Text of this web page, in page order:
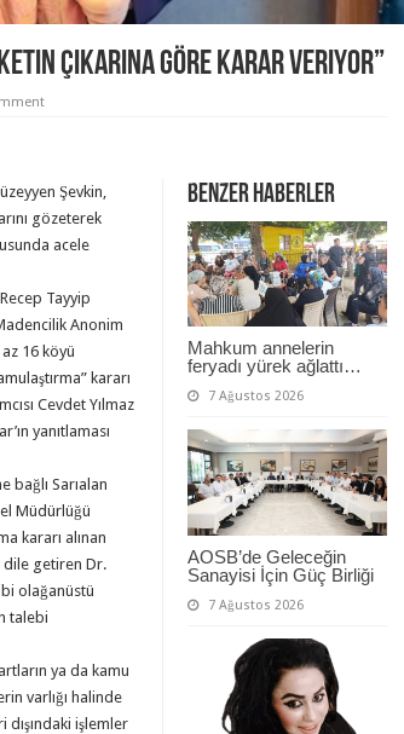
çıkarına göre karar veriyor”
Benzer Haberler
Mahkum annelerin
feryadı yürek ağlattı…
7 Ağustos 2026
AOSB’de Geleceğin
Sanayisi İçin Güç Birliği
7 Ağustos 2026
Şevkin,
gözeterek
acele
Tayyip
Anonim
16 köyü
kararı
Cevdet Yılmaz
yanıtlaması
bağlı Sarıalan
Müdürlüğü
kararı alınan
getiren Dr.
olağanüstü
talebi
ya da kamu
varlığı halinde
dışındaki işlemler